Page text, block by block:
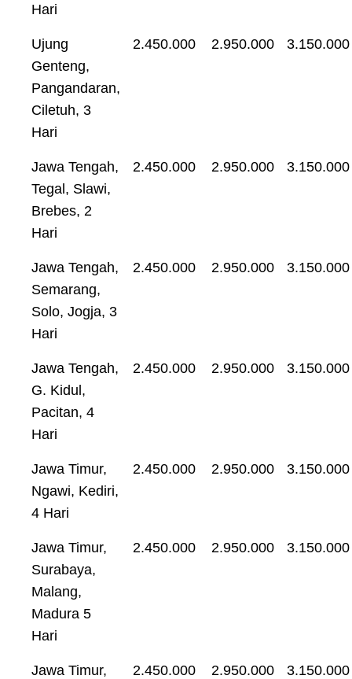
Hari
Ujung
Genteng,
Pangandaran,
Ciletuh, 3
Hari
2.450.000 2.950.000 3.150.000
Jawa Tengah,
Tegal, Slawi,
Brebes, 2
Hari
2.450.000 2.950.000 3.150.000
Jawa Tengah,
Semarang,
Solo, Jogja, 3
Hari
2.450.000 2.950.000 3.150.000
Jawa Tengah,
G. Kidul,
Pacitan, 4
Hari
2.450.000 2.950.000 3.150.000
Jawa Timur,
Ngawi, Kediri,
4 Hari
2.450.000 2.950.000 3.150.000
Jawa Timur,
Surabaya,
Malang,
Madura 5
Hari
2.450.000 2.950.000 3.150.000
Jawa Timur,
2.450.000 2.950.000 3.150.000